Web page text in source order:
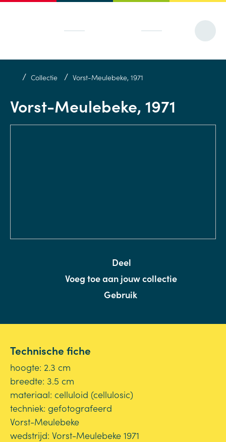
/ Collectie / Vorst-Meulebeke, 1971
Vorst-Meulebeke, 1971
Deel
Voeg toe aan jouw collectie
Gebruik
Technische fiche
hoogte: 2.3 cm
breedte: 3.5 cm
materiaal: celluloid (cellulosic)
techniek: gefotografeerd
Vorst-Meulebeke
wedstrijd: Vorst-Meulebeke 1971